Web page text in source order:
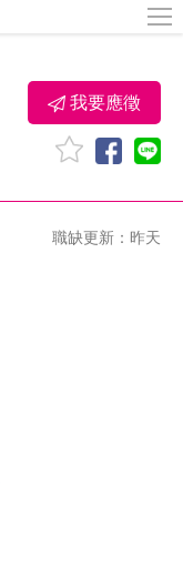
我要應徵
職缺更新：昨天